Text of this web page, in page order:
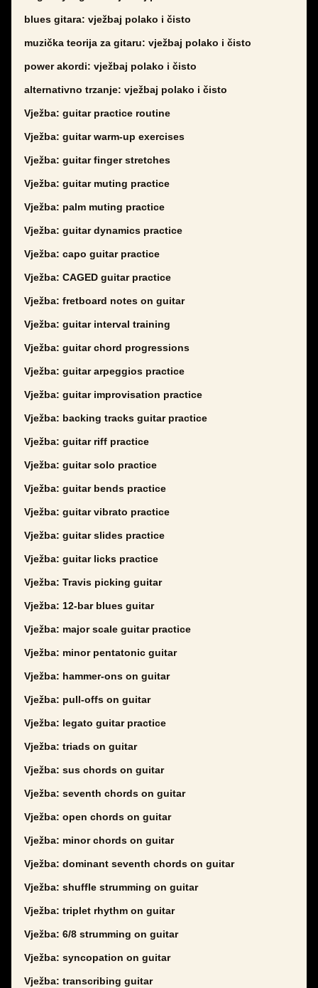
blues gitara: vježbaj polako i čisto
muzička teorija za gitaru: vježbaj polako i čisto
power akordi: vježbaj polako i čisto
alternativno trzanje: vježbaj polako i čisto
Vježba: guitar practice routine
Vježba: guitar warm-up exercises
Vježba: guitar finger stretches
Vježba: guitar muting practice
Vježba: palm muting practice
Vježba: guitar dynamics practice
Vježba: capo guitar practice
Vježba: CAGED guitar practice
Vježba: fretboard notes on guitar
Vježba: guitar interval training
Vježba: guitar chord progressions
Vježba: guitar arpeggios practice
Vježba: guitar improvisation practice
Vježba: backing tracks guitar practice
Vježba: guitar riff practice
Vježba: guitar solo practice
Vježba: guitar bends practice
Vježba: guitar vibrato practice
Vježba: guitar slides practice
Vježba: guitar licks practice
Vježba: Travis picking guitar
Vježba: 12-bar blues guitar
Vježba: major scale guitar practice
Vježba: minor pentatonic guitar
Vježba: hammer-ons on guitar
Vježba: pull-offs on guitar
Vježba: legato guitar practice
Vježba: triads on guitar
Vježba: sus chords on guitar
Vježba: seventh chords on guitar
Vježba: open chords on guitar
Vježba: minor chords on guitar
Vježba: dominant seventh chords on guitar
Vježba: shuffle strumming on guitar
Vježba: triplet rhythm on guitar
Vježba: 6/8 strumming on guitar
Vježba: syncopation on guitar
Vježba: transcribing guitar